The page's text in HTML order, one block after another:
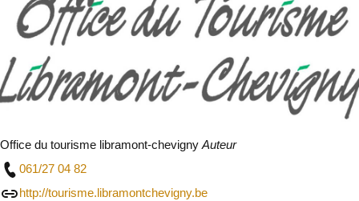
Office du tourisme libramont-chevigny Auteur
061/27 04 82
http://tourisme.libramontchevigny.be